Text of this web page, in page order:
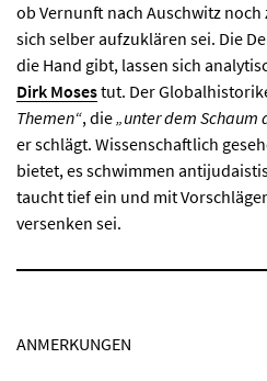
ob Vernunft nach Auschwitz
sich selber aufzuklären sei. Die
die Hand gibt, lassen sich
Dirk Mosestut. Der
Themen“, die„unter dem Schaum
er schlägt. Wissenschaftlich
bietet, es schwimmen
taucht tief ein und mit
versenken sei.
ANMERKUNGEN